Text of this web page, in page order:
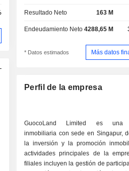
Resultado Neto 163 M
Endeudamiento Neto 4288,65 M
* Datos estimados Más datos
Perfil de la empresa
GuocoLand Limited es una
inmobiliaria con sede en Singapur,
la inversión y la promoción
actividades principales de la
filiales incluyen la gestión de